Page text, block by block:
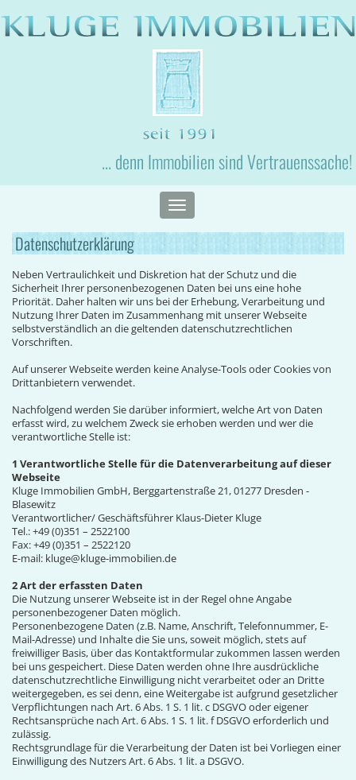
... denn Immobilien sind Vertrauenssache!
Toggle
navigation
Datenschutzerklärung
Neben Vertraulichkeit und Diskretion hat der Schutz und die
Sicherheit Ihrer personenbezogenen Daten bei uns eine hohe
Priorität. Daher halten wir uns bei der Erhebung, Verarbeitung und
Nutzung Ihrer Daten im Zusammenhang mit unserer Webseite
selbstverständlich an die geltenden datenschutzrechtlichen
Vorschriften.
Auf unserer Webseite werden keine Analyse-Tools oder Cookies von
Drittanbietern verwendet.
Nachfolgend werden Sie darüber informiert, welche Art von Daten
erfasst wird, zu welchem Zweck sie erhoben werden und wer die
verantwortliche Stelle ist:
1 Verantwortliche Stelle für die Datenverarbeitung auf dieser
Webseite
Kluge Immobilien GmbH, Berggartenstraße 21, 01277 Dresden -
Blasewitz
Verantwortlicher/ Geschäftsführer Klaus-Dieter Kluge
Tel.: +49 (0)351 – 2522100
Fax: +49 (0)351 – 2522120
E-mail: kluge@kluge-immobilien.de
2 Art der erfassten Daten
Die Nutzung unserer Webseite ist in der Regel ohne Angabe
personenbezogener Daten möglich.
Personenbezogene Daten (z.B. Name, Anschrift, Telefonnummer, E-
Mail-Adresse) und Inhalte die Sie uns, soweit möglich, stets auf
freiwilliger Basis, über das Kontaktformular zukommen lassen werden
bei uns gespeichert. Diese Daten werden ohne Ihre ausdrückliche
datenschutzrechtliche Einwilligung nicht verarbeitet oder an Dritte
weitergegeben, es sei denn, eine Weitergabe ist aufgrund gesetzlicher
Verpflichtungen nach Art. 6 Abs. 1 S. 1 lit. c DSGVO oder eigener
Rechtsansprüche nach Art. 6 Abs. 1 S. 1 lit. f DSGVO erforderlich und
zulässig.
Rechtsgrundlage für die Verarbeitung der Daten ist bei Vorliegen einer
Einwilligung des Nutzers Art. 6 Abs. 1 lit. a DSGVO.